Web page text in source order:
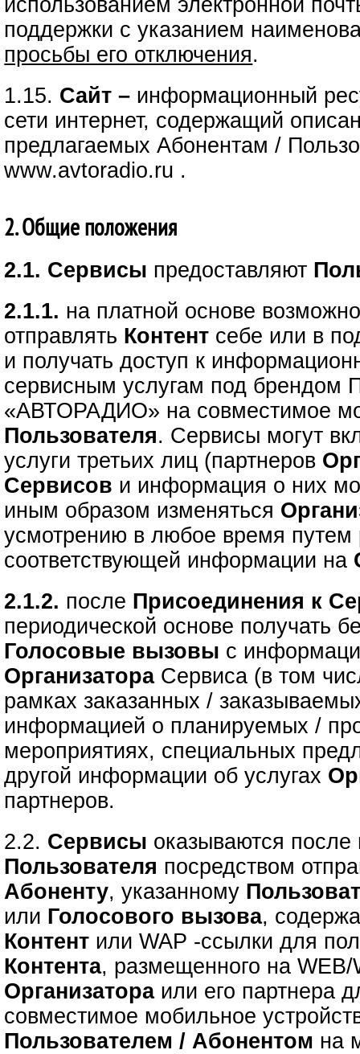
использованием электронной
поддержки с указанием
просьбы его отключения.
1.15. Сайт – информационный
сети интернет, содержащий
предлагаемых Абонентам /
www.avtoradio.ru .
2. Общие положения
2.1. Сервисы предоставляют
2.1.1. на платной основе
отправлять Контент себе или в
и получать доступ к
сервисным услугам под брендом
«АВТОРАДИО» на совместимое
Пользователя. Сервисы могут
услуги третьих лиц (партнеров
Сервисов и информация о них
иным образом изменяться
усмотрению в любое время
соответствующей информации на
2.1.2. после Присоединения к
периодической основе получать
Голосовые вызовы с
Организатора Сервиса (в том
рамках заказанных /
информацией о планируемых /
мероприятиях, специальных
другой информации об услугах
партнеров.
2.2. Сервисы оказываются
Пользователя посредством
Абоненту, указанному
или Голосового вызова,
Контент или WAP -ссылки для
Контента, размещенного на WEB/
Организатораили его партнера
совместимое мобильное
Пользователем / Абонентом на